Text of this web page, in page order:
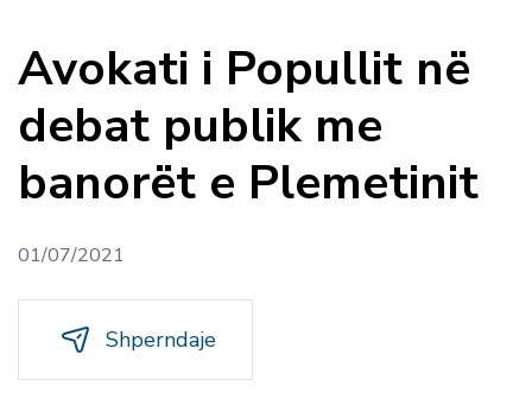
Avokati i Popullit në
debat publik me
banorët e Plemetinit
01/07/2021
Shperndaje